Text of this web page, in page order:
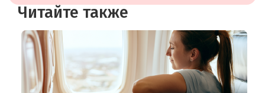
Читайте также